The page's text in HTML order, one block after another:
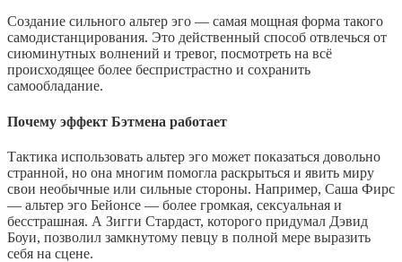
Создание сильного альтер эго — самая мощная форма такого
самодистанцирования. Это действенный способ отвлечься от
сиюминутных волнений и тревог, посмотреть на всё
происходящее более беспристрастно и сохранить
самообладание.
Почему эффект Бэтмена работает
Тактика использовать альтер эго может показаться довольно
странной, но она многим помогла раскрыться и явить миру
свои необычные или сильные стороны. Например, Саша Фирс
— альтер эго Бейонсе — более громкая, сексуальная и
бесстрашная. А Зигги Стардаст, которого придумал Дэвид
Боуи, позволил замкнутому певцу в полной мере выразить
себя на сцене.